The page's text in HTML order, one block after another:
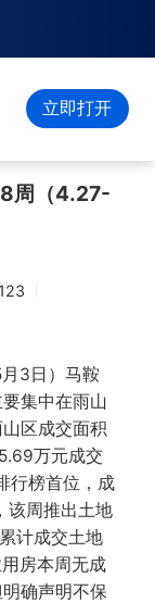
立即打开
周（4.27-
3日）马鞍
集中在雨山
区成交面积
万元成交
行榜首位，成
该周推出土地
计成交土地
房本周无成
确声明不保